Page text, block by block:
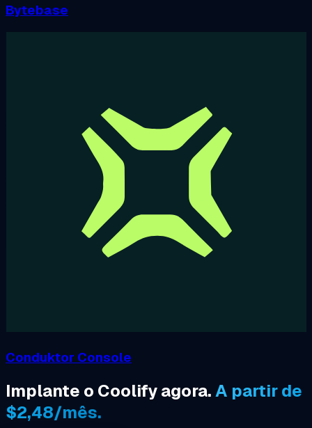
Bytebase
Conduktor Console
Implante o Coolify agora.A partir de
$2,48/mês.